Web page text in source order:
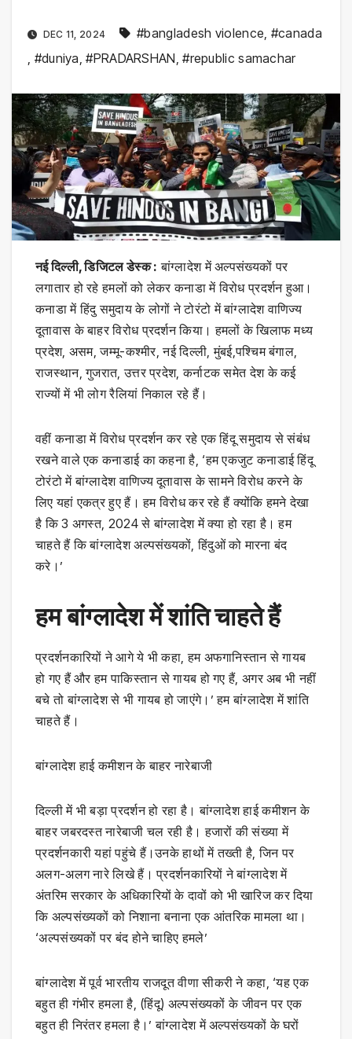
DEC 11, 2024 #bangladesh violence, #canada
, #duniya,#PRADARSHAN,#republic samachar
नई दिल्ली, डिजिटल डेस्क : बांग्लादेश में अल्पसंख्यकों पर
लगातार हो रहे हमलों को लेकर कनाडा में विरोध प्रदर्शन हुआ।
कनाडा में हिंदु समुदाय के लोगों ने टोरंटो में बांग्लादेश वाणिज्य
दूतावास के बाहर विरोध प्रदर्शन किया। हमलों के खिलाफ मध्य
प्रदेश, असम, जम्मू-कश्मीर, नई दिल्ली, मुंबई,पश्चिम बंगाल,
राजस्थान, गुजरात, उत्तर प्रदेश, कर्नाटक समेत देश के कई
राज्यों में भी लोग रैलियां निकाल रहे हैं।
वहीं कनाडा में विरोध प्रदर्शन कर रहे एक हिंदू समुदाय से संबंध
रखने वाले एक कनाडाई का कहना है, ‘हम एकजुट कनाडाई हिंदू
टोरंटो में बांग्लादेश वाणिज्य दूतावास के सामने विरोध करने के
लिए यहां एकत्र हुए हैं। हम विरोध कर रहे हैं क्योंकि हमने देखा
है कि 3 अगस्त, 2024 से बांग्लादेश में क्या हो रहा है। हम
चाहते हैं कि बांग्लादेश अल्पसंख्यकों, हिंदुओं को मारना बंद
करे।’
हम बांग्लादेश में शांति चाहते हैं
प्रदर्शनकारियों ने आगे ये भी कहा, हम अफगानिस्तान से गायब
हो गए हैं और हम पाकिस्तान से गायब हो गए हैं, अगर अब भी नहीं
बचे तो बांग्लादेश से भी गायब हो जाएंगे।’ हम बांग्लादेश में शांति
चाहते हैं।
बांग्लादेश हाई कमीशन के बाहर नारेबाजी
दिल्ली में भी बड़ा प्रदर्शन हो रहा है। बांग्लादेश हाई कमीशन के
बाहर जबरदस्त नारेबाजी चल रही है। हजारों की संख्या में
प्रदर्शनकारी यहां पहुंचे हैं।उनके हाथों में तख्ती है, जिन पर
अलग-अलग नारे लिखे हैं। प्रदर्शनकारियों ने बांग्लादेश में
अंतरिम सरकार के अधिकारियों के दावों को भी खारिज कर दिया
कि अल्पसंख्यकों को निशाना बनाना एक आंतरिक मामला था।
‘अल्पसंख्यकों पर बंद होने चाहिए हमले’
बांग्लादेश में पूर्व भारतीय राजदूत वीणा सीकरी ने कहा, ‘यह एक
बहुत ही गंभीर हमला है, (हिंदू) अल्पसंख्यकों के जीवन पर एक
बहुत ही निरंतर हमला है।’ बांग्लादेश में अल्पसंख्यकों के घरों